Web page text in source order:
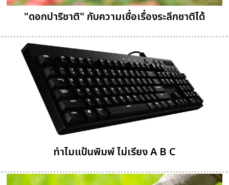
"ดอกปาริชาติ" กับความเชื่อเรื่องระลึกชาติได้
ทำไมแป้นพิมพ์ ไม่เรียง A B C